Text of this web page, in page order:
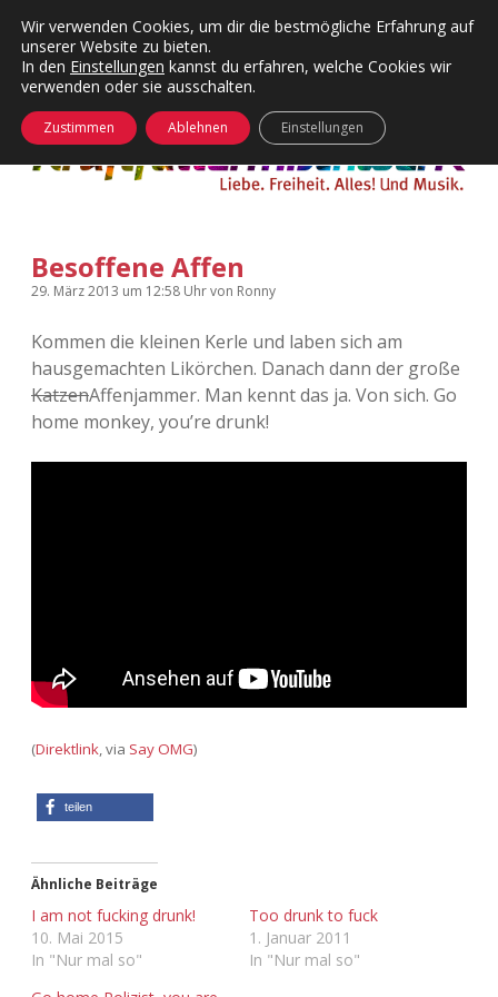
Kategorien
Menü
24 Hours Chilling
Die Wende
KFMW-Disco
Kopfkinomusik
Nur mal so
KFMW-Disco
Dates
Contact
Menü
öffnen
Adventskalender 2010
Adventskalender 2011
Adventskalender 2016
Adventskalender 2017
Adventskalender 2020
Adventskalender 2021
facebookinstagram
rss soundcloud
vimeo Bluesky
öffnen
Besoffene Affen
29. März 2013 um 12:58 Uhrvon Ronny
Kommen die kleinen Kerle und laben sich am
hausgemachten Likörchen. Danach dann der große
KatzenAffenjammer. Man kennt das ja. Von sich. Go
home monkey, you’re drunk!
(Direktlink, via Say OMG)
teilen
Ähnliche Beiträge
I am not fucking drunk!
10. Mai 2015
In "Nur mal so"
Too drunk to fuck
1. Januar 2011
In "Nur mal so"
Wir verwenden Cookies, um dir die bestmögliche Erfahrung auf
unserer Website zu bieten.
In den Einstellungen kannst du erfahren, welche Cookies wir
verwenden oder sie ausschalten.
Zustimmen Ablehnen Einstellungen